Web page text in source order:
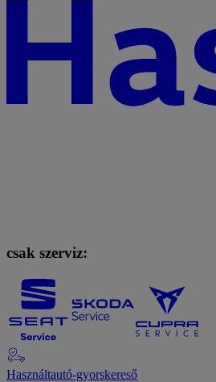
csak szerviz:
Használtautó-gyorskereső